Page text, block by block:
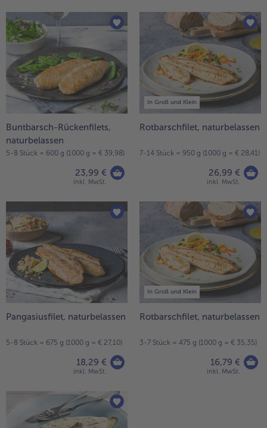
Buntbarsch-Rückenfilets,
naturbelassen
5-8 Stück = 600 g (1000 g = € 39,98)
23,99 €
inkl. MwSt.
In Groß und Klein
Rotbarschfilet, naturbelassen
7-14 Stück = 950 g (1000 g = € 28,41)
26,99 €
inkl. MwSt.
Pangasiusfilet, naturbelassen
5-8 Stück = 675 g (1000 g = € 27,10)
18,29 €
inkl. MwSt.
In Groß und Klein
Rotbarschfilet, naturbelassen
3-7 Stück = 475 g (1000 g = € 35,35)
16,79 €
inkl. MwSt.